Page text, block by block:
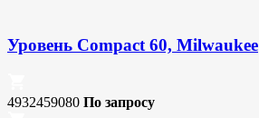
Уровень Compact 60, Milwaukee
4932459080 По запросу